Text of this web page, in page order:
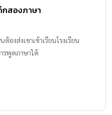
กสองภาษา
องส่งเขาเข้าเรียนโรงเรียน
รพูดภาษาได้